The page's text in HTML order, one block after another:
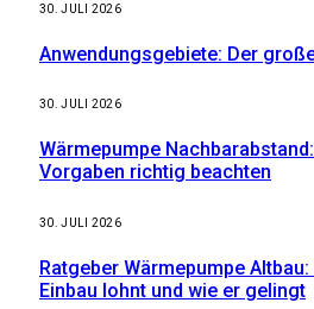
30. JULI 2026
Anwendungsgebiete: Der
30. JULI 2026
Wärmepumpe
Vorgaben richtig beachten
30. JULI 2026
Ratgeber Wärmepumpe
Einbau lohnt und wie er gelingt